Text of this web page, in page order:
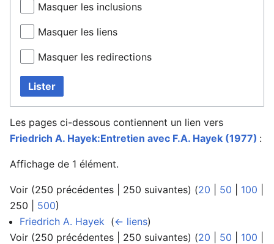
Masquer les inclusions
Masquer les liens
Masquer les redirections
Lister
Les pages ci-dessous contiennent un lien vers
Friedrich A. Hayek:Entretien avec F.A. Hayek (1977) :
Affichage de 1 élément.
Voir (250 précédentes 250 suivantes) (20 50 100
250
500)
Friedrich A. Hayek (← liens)
Voir (250 précédentes 250 suivantes) (20 50 100